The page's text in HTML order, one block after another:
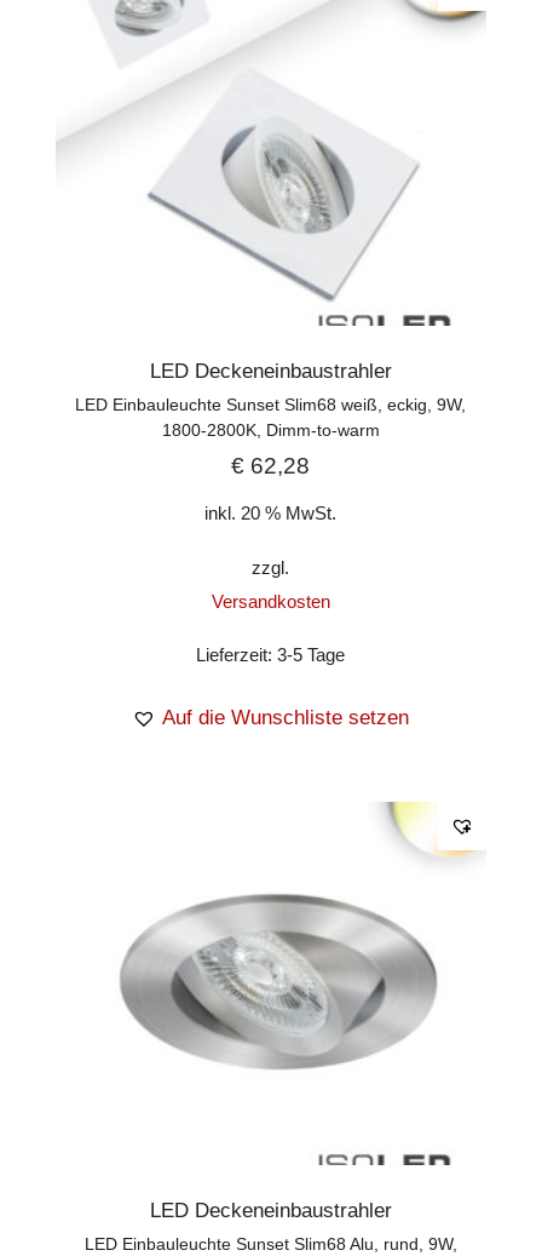
LED Deckeneinbaustrahler
LED Einbauleuchte Sunset Slim68 weiß, eckig, 9W,
1800-2800K, Dimm-to-warm
€ 62,28
inkl. 20 % MwSt.
zzgl.
Versandkosten
Lieferzeit:3-5 Tage
Auf die Wunschliste setzen
LED Deckeneinbaustrahler
LED Einbauleuchte Sunset Slim68 Alu, rund, 9W,